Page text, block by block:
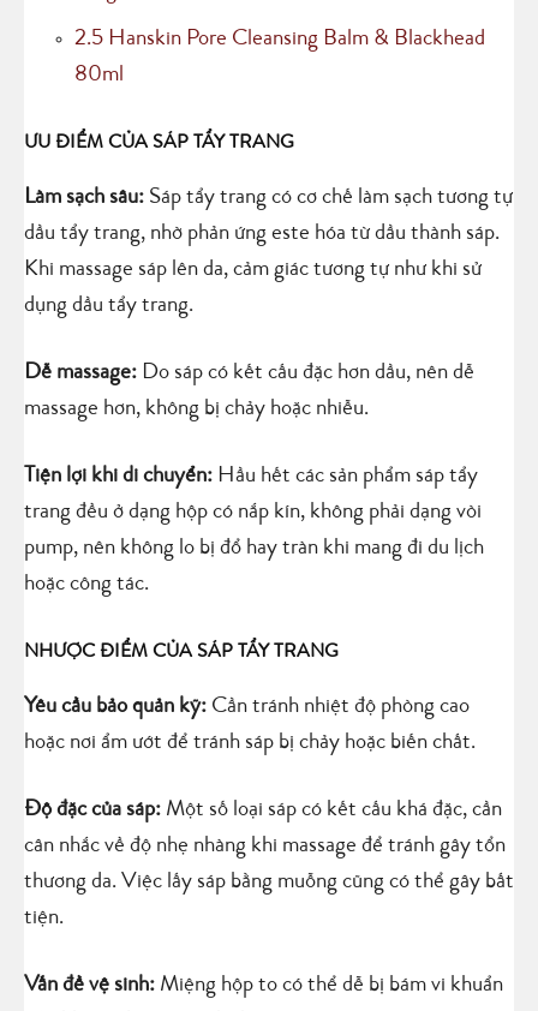
2.5 Hanskin Pore Cleansing Balm & Blackhead
80ml
ƯU ĐIỂM CỦA SÁP TẨY TRANG
Làm sạch sâu: Sáp tẩy trang có cơ chế làm sạch tương tự
dầu tẩy trang, nhờ phản ứng este hóa từ dầu thành sáp.
Khi massage sáp lên da, cảm giác tương tự như khi sử
dụng dầu tẩy trang.
Dễ massage: Do sáp có kết cấu đặc hơn dầu, nên dễ
massage hơn, không bị chảy hoặc nhiễu.
Tiện lợi khi di chuyển: Hầu hết các sản phẩm sáp tẩy
trang đều ở dạng hộp có nắp kín, không phải dạng vòi
pump, nên không lo bị đổ hay tràn khi mang đi du lịch
hoặc công tác.
NHƯỢC ĐIỂM CỦA SÁP TẨY TRANG
Yêu cầu bảo quản kỹ: Cần tránh nhiệt độ phòng cao
hoặc nơi ẩm ướt để tránh sáp bị chảy hoặc biến chất.
Độ đặc của sáp: Một số loại sáp có kết cấu khá đặc, cần
cân nhắc về độ nhẹ nhàng khi massage để tránh gây tổn
thương da. Việc lấy sáp bằng muỗng cũng có thể gây bất
tiện.
Vấn đề vệ sinh: Miệng hộp to có thể dễ bị bám vi khuẩn